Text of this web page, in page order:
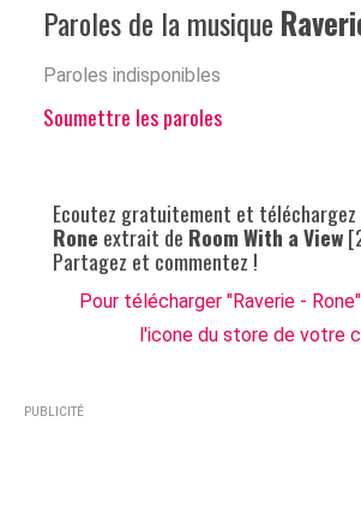
Paroles de la musique
Paroles indisponibles
Soumettre les paroles
Ecoutez gratuitement et téléchargez
Rone extrait de Room With a View
Partagez et commentez !
Pour télécharger "Raverie -
l'icone du store de votre
PUBLICITÉ